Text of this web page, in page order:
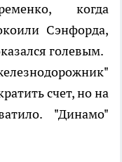
когда
Сэнфорда,
голевым.
счет, но на
"Динамо"